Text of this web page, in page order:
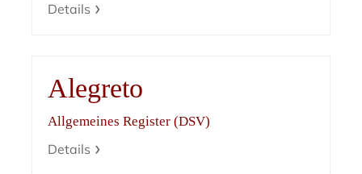
Details
Alegreto
Allgemeines Register (DSV)
Details